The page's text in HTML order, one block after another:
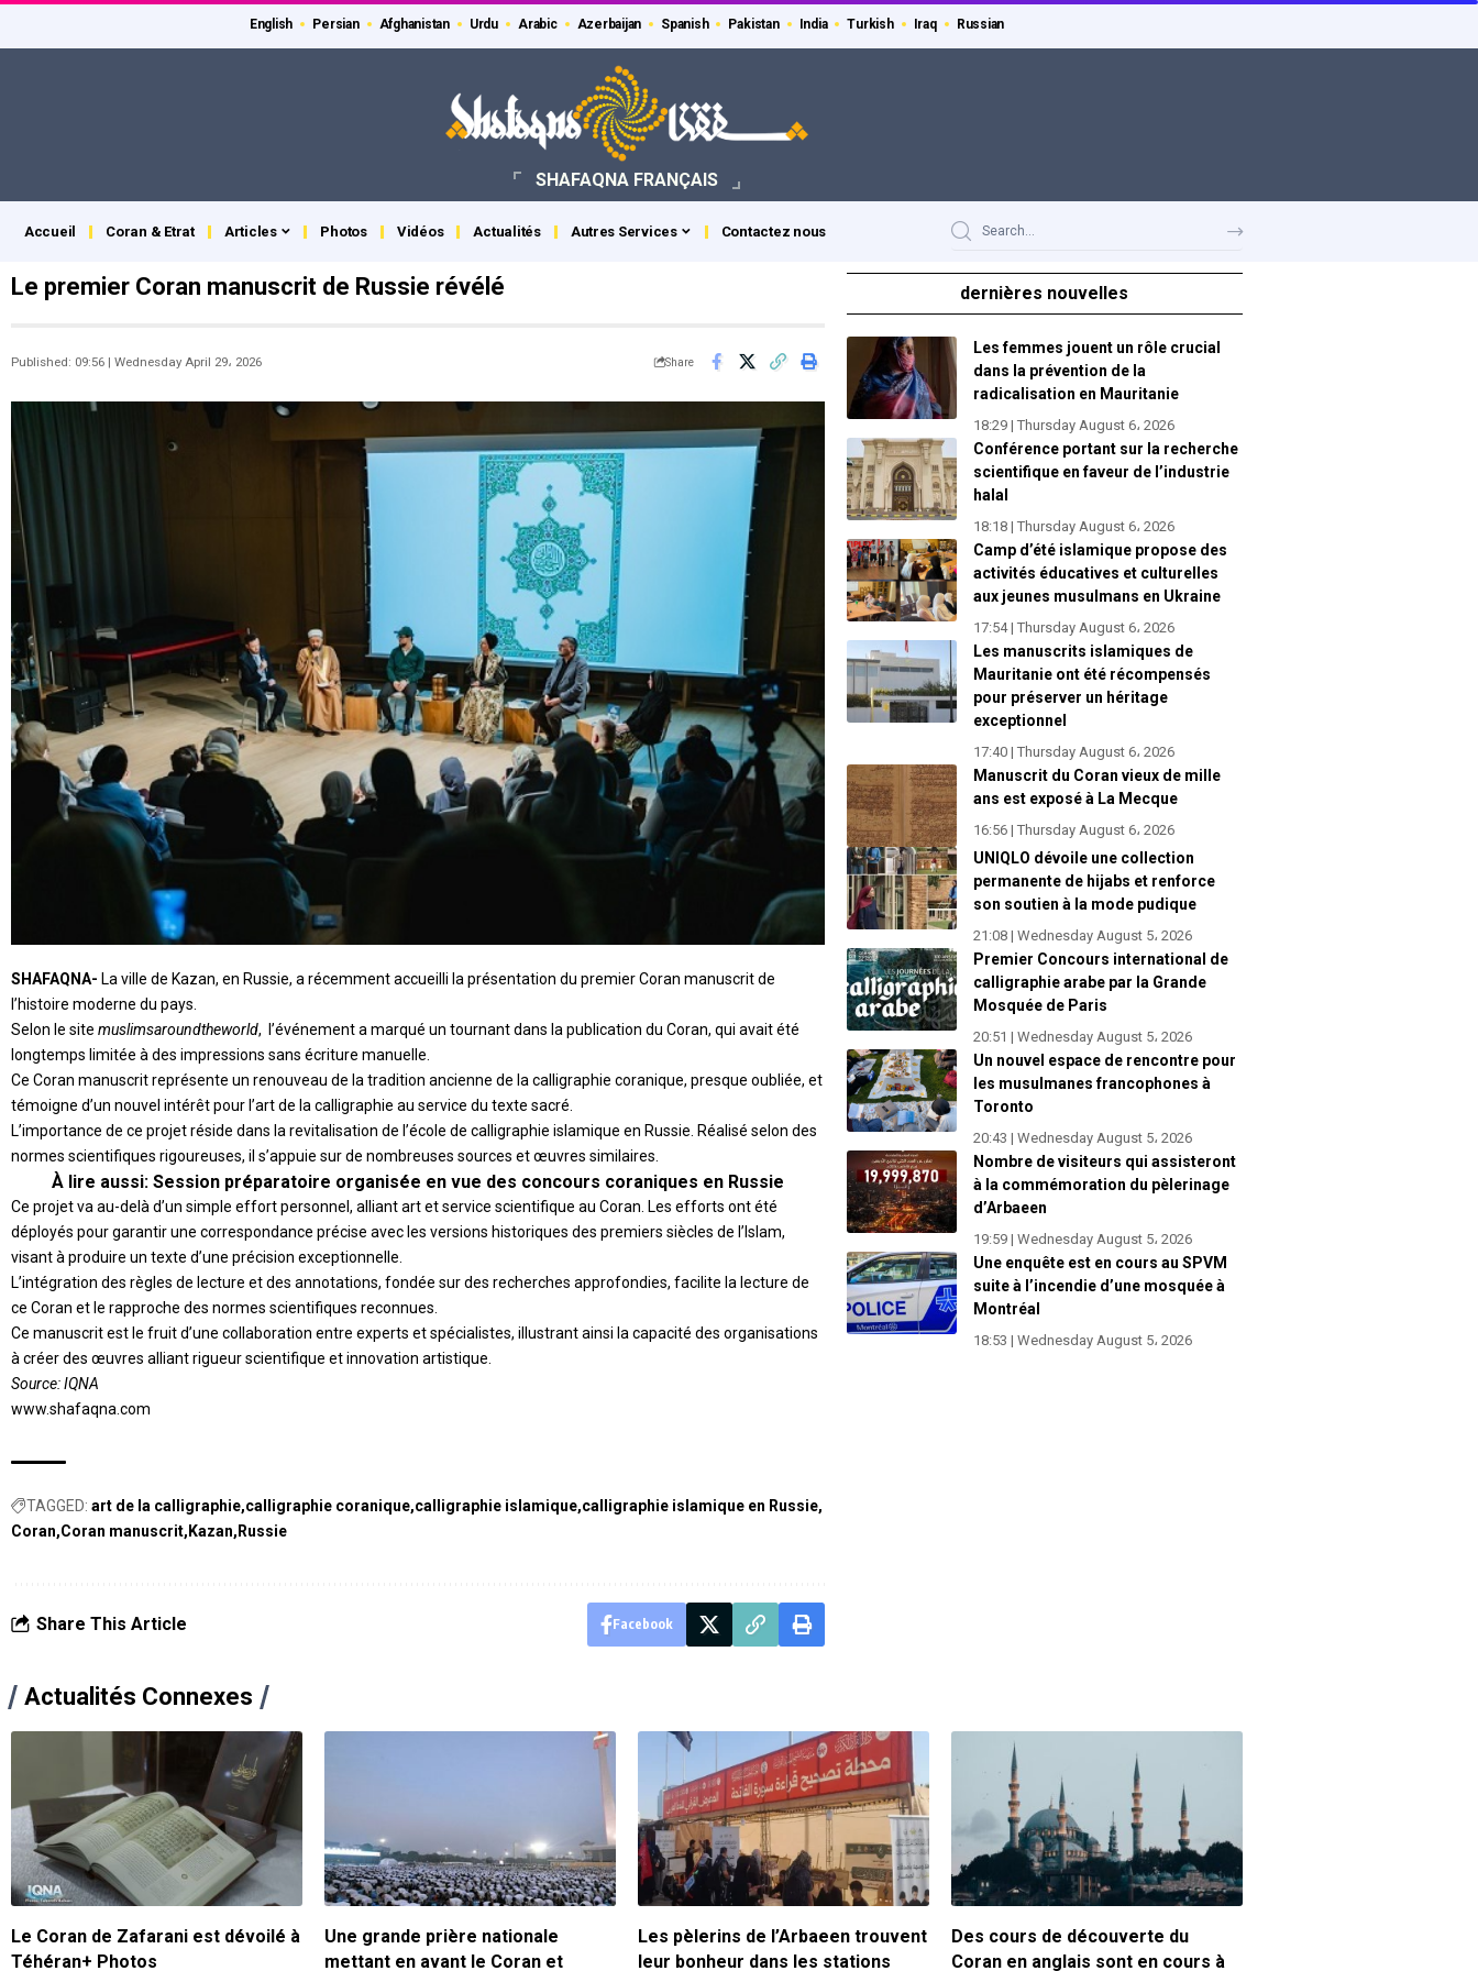
English Persian Afghanistan Urdu Arabic Azerbaijan Spanish Pakistan India Turkish Iraq Russian
SHAFAQNA FRANÇAIS
Accueil Coran & Etrat Articles Photos Vidéos Actualités Autres Services Contactez nous
Le premier Coran manuscrit de Russie révélé
Published: 09:56 | Wednesday April 29، 2026 Share
SHAFAQNA- La ville de Kazan, en Russie, a récemment accueilli la présentation du premier Coran manuscrit de
l’histoire moderne du pays.
Selon le site muslimsaroundtheworld, l’événement a marqué un tournant dans la publication du Coran, qui avait été
longtemps limitée à des impressions sans écriture manuelle.
Ce Coran manuscrit représente un renouveau de la tradition ancienne de la calligraphie coranique, presque oubliée, et
témoigne d’un nouvel intérêt pour l’art de la calligraphie au service du texte sacré.
L’importance de ce projet réside dans la revitalisation de l’école de calligraphie islamique en Russie. Réalisé selon des
normes scientifiques rigoureuses, il s’appuie sur de nombreuses sources et œuvres similaires.
À lire aussi: Session préparatoire organisée en vue des concours coraniques en Russie
Ce projet va au-delà d’un simple effort personnel, alliant art et service scientifique au Coran. Les efforts ont été
déployés pour garantir une correspondance précise avec les versions historiques des premiers siècles de l’Islam,
visant à produire un texte d’une précision exceptionnelle.
L’intégration des règles de lecture et des annotations, fondée sur des recherches approfondies, facilite la lecture de
ce Coran et le rapproche des normes scientifiques reconnues.
Ce manuscrit est le fruit d’une collaboration entre experts et spécialistes, illustrant ainsi la capacité des organisations
à créer des œuvres alliant rigueur scientifique et innovation artistique.
Source:IQNA
www.shafaqna.com
TAGGED: art de la calligraphie calligraphie coranique calligraphie islamique calligraphie islamique en Russie
Coran Coran manuscrit Kazan Russie
Share This Article Facebook
dernières nouvelles
Les femmes jouent un rôle crucial
dans la prévention de la
radicalisation en Mauritanie
18:29 | Thursday August 6، 2026
Conférence portant sur la recherche
scientifique en faveur de l’industrie
halal
18:18 | Thursday August 6، 2026
Camp d’été islamique propose des
activités éducatives et culturelles
aux jeunes musulmans en Ukraine
17:54 | Thursday August 6، 2026
Les manuscrits islamiques de
Mauritanie ont été récompensés
pour préserver un héritage
exceptionnel
17:40 | Thursday August 6، 2026
Manuscrit du Coran vieux de mille
ans est exposé à La Mecque
16:56 | Thursday August 6، 2026
UNIQLO dévoile une collection
permanente de hijabs et renforce
son soutien à la mode pudique
21:08 | Wednesday August 5، 2026
Premier Concours international de
calligraphie arabe par la Grande
Mosquée de Paris
20:51 | Wednesday August 5، 2026
Un nouvel espace de rencontre pour
les musulmanes francophones à
Toronto
20:43 | Wednesday August 5، 2026
Nombre de visiteurs qui assisteront
à la commémoration du pèlerinage
d’Arbaeen
19:59 | Wednesday August 5، 2026
Une enquête est en cours au SPVM
suite à l’incendie d’une mosquée à
Montréal
18:53 | Wednesday August 5، 2026
Actualités Connexes
Le Coran de Zafarani est dévoilé à
Téhéran+ Photos
Une grande prière nationale
mettant en avant le Coran et
Les pèlerins de l’Arbaeen trouvent
leur bonheur dans les stations
Des cours de découverte du
Coran en anglais sont en cours à